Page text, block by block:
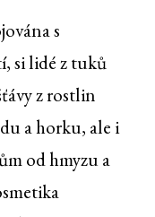
s
si lidé z tuků
z rostlin
a horku, ale i
od hmyzu a